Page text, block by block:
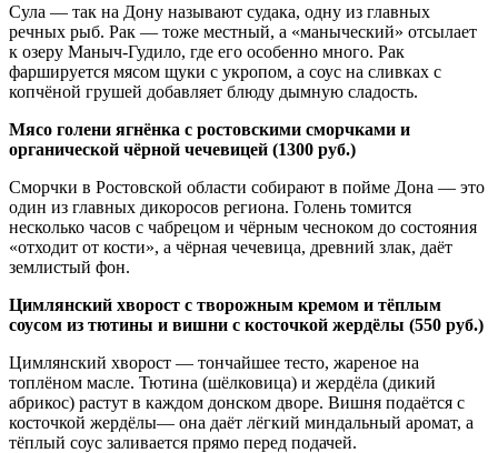
Сула — так на Дону называют судака, одну из главных
речных рыб. Рак — тоже местный, а «маныческий» отсылает
к озеру Маныч-Гудило, где его особенно много. Рак
фаршируется мясом щуки с укропом, а соус на сливках с
копчёной грушей добавляет блюду дымную сладость.
Мясо голени ягнёнка с ростовскими сморчками и
органической чёрной чечевицей (1300 руб.)
Сморчки в Ростовской области собирают в пойме Дона — это
один из главных дикоросов региона. Голень томится
несколько часов с чабрецом и чёрным чесноком до состояния
«отходит от кости», а чёрная чечевица, древний злак, даёт
землистый фон.
Цимлянский хворост с творожным кремом и тёплым
соусом из тютины и вишни с косточкой жердёлы (550 руб.)
Цимлянский хворост — тончайшее тесто, жареное на
топлёном масле. Тютина (шёлковица) и жердёла (дикий
абрикос) растут в каждом донском дворе. Вишня подаётся с
косточкой жердёлы— она даёт лёгкий миндальный аромат, а
тёплый соус заливается прямо перед подачей.